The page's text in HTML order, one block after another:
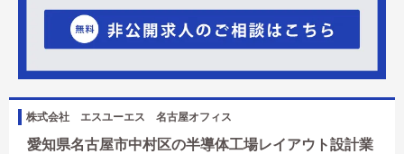
株式会社 エスユーエス 名古屋オフィス
愛知県名古屋市中村区の半導体工場レイアウト設計業